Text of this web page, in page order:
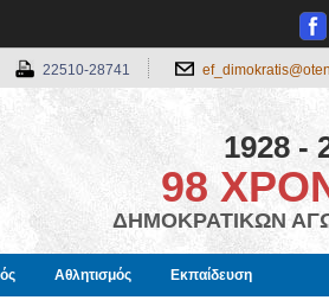
22510-28741
1928 -
98
ΔΗΜΟΚΡΑΤΙΚΩΝ
Αθλητισμός Εκπαίδευση